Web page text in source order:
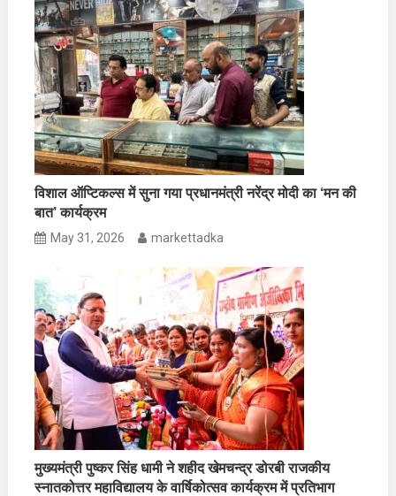
विशाल ऑप्टिकल्स में सुना गया प्रधानमंत्री नरेंद्र मोदी का ‘मन की
बात’ कार्यक्रम
May 31, 2026 markettadka
मुख्यमंत्री पुष्कर सिंह धामी ने शहीद खेमचन्द्र डोरबी राजकीय
स्नातकोत्तर महाविद्यालय के वार्षिकोत्सव कार्यक्रम में प्रतिभाग